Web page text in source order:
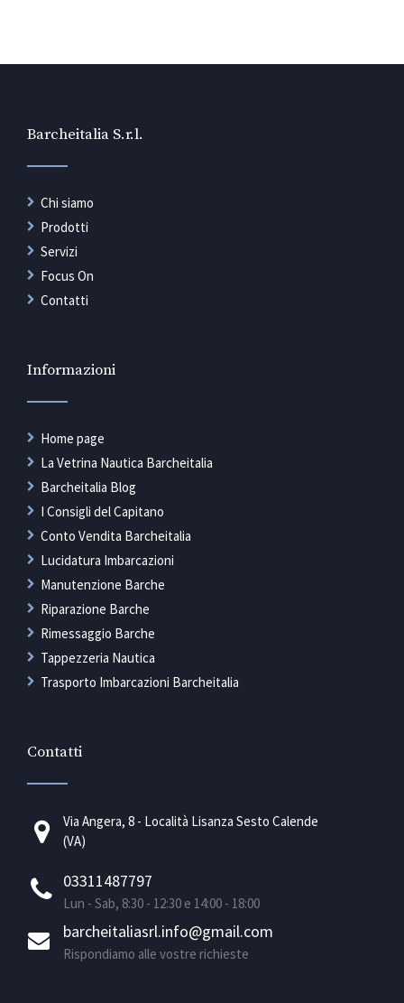
Barcheitalia S.r.l.
Chi siamo
Prodotti
Servizi
Focus On
Contatti
Informazioni
Home page
La Vetrina Nautica Barcheitalia
Barcheitalia Blog
I Consigli del Capitano
Conto Vendita Barcheitalia
Lucidatura Imbarcazioni
Manutenzione Barche
Riparazione Barche
Rimessaggio Barche
Tappezzeria Nautica
Trasporto Imbarcazioni Barcheitalia
Contatti
Via Angera, 8 - Località Lisanza Sesto Calende
(VA)
03311487797
Lun - Sab, 8:30 - 12:30 e 14:00 - 18:00
barcheitaliasrl.info@gmail.com
Rispondiamo alle vostre richieste